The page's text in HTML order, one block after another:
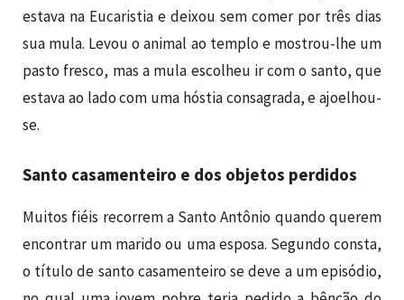
estava na Eucaristia e deixou sem comer por três dias
sua mula. Levou o animal ao templo e mostrou-lhe um
pasto fresco, mas a mula escolheu ir com o santo, que
estava ao lado com uma hóstia consagrada, e ajoelhou-
se.
Santo casamenteiro e dos objetos perdidos
Muitos fiéis recorrem a Santo Antônio quando querem
encontrar um marido ou uma esposa. Segundo consta,
o título de santo casamenteiro se deve a um episódio,